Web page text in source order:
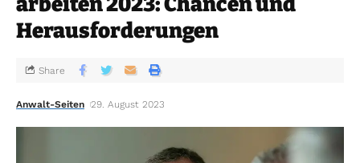
Herausforderungen
Anwalt-Seiten 29. August 2023
Share